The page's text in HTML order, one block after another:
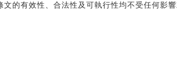
的有效性、合法性及可執行性均不受任何影響